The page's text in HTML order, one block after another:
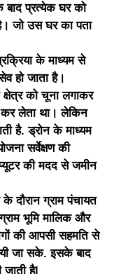
बाद प्रत्येक घर को
जो उस घर का पता
के माध्यम से
हो जाता है।
को चूना लगाकर
कर लेता था। लेकिन
है. ड्रोन के माध्यम
सर्वेक्षण की
की मदद से जमीन
के दौरान ग्राम पंचायत
भूमि मालिक और
की आपसी सहमति से
जा सके. इसके बाद
जाती है|